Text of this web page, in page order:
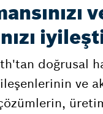
doğrusal
ve